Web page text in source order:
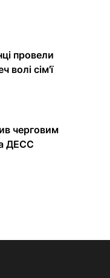
провели
волі сім'ї
черговим
ДЕСС